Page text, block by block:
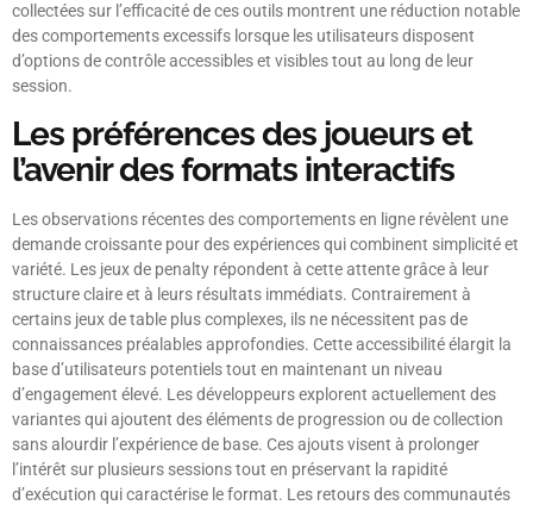
collectées sur l’efficacité de ces outils montrent une réduction notable
des comportements excessifs lorsque les utilisateurs disposent
d’options de contrôle accessibles et visibles tout au long de leur
session.
Les préférences des joueurs et
l’avenir des formats interactifs
Les observations récentes des comportements en ligne révèlent une
demande croissante pour des expériences qui combinent simplicité et
variété. Les jeux de penalty répondent à cette attente grâce à leur
structure claire et à leurs résultats immédiats. Contrairement à
certains jeux de table plus complexes, ils ne nécessitent pas de
connaissances préalables approfondies. Cette accessibilité élargit la
base d’utilisateurs potentiels tout en maintenant un niveau
d’engagement élevé. Les développeurs explorent actuellement des
variantes qui ajoutent des éléments de progression ou de collection
sans alourdir l’expérience de base. Ces ajouts visent à prolonger
l’intérêt sur plusieurs sessions tout en préservant la rapidité
d’exécution qui caractérise le format. Les retours des communautés